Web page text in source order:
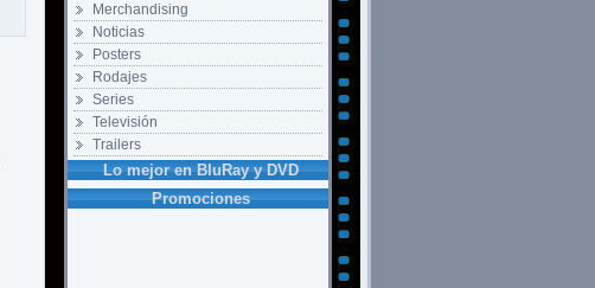
Merchandising
Noticias
Posters
Rodajes
Series
Televisión
Trailers
Lo mejor en BluRay y DVD
Promociones